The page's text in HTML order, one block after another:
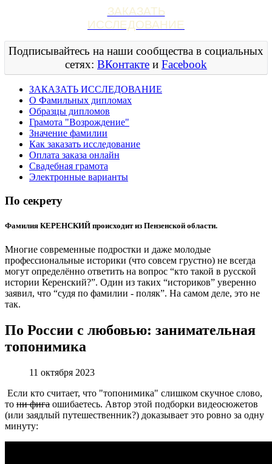
ЗАКАЗАТЬ
ИССЛЕДОВАНИЕ
Подписывайтесь на наши сообщества в социальных
сетях: ВКонтакте и Facebook
ЗАКАЗАТЬ ИССЛЕДОВАНИЕ
О Фамильных дипломах
Образцы дипломов
Грамота "Возрождение"
Значение фамилии
Как заказать исследование
Оплата заказа онлайн
Свадебная грамота
Электронные варианты
По секрету
Фамилия КЕРЕНСКИЙ происходит из Пензенской области.
Многие современные подростки и даже молодые
профессиональные историки (что совсем грустно) не всегда
могут определённо ответить на вопрос “кто такой в русской
истории Керенский?”. Один из таких “историков” уверенно
заявил, что “судя по фамилии - поляк”. На самом деле, это не
так.
По России с любовью: занимательная
топонимика
11 октября 2023
Если кто считает, что "топонимика" слишком скучное слово,
то ни фига ошибаетесь. Автор этой подборки видеосюжетов
(или заядлый путешественник?) доказывает это ровно за одну
минуту: